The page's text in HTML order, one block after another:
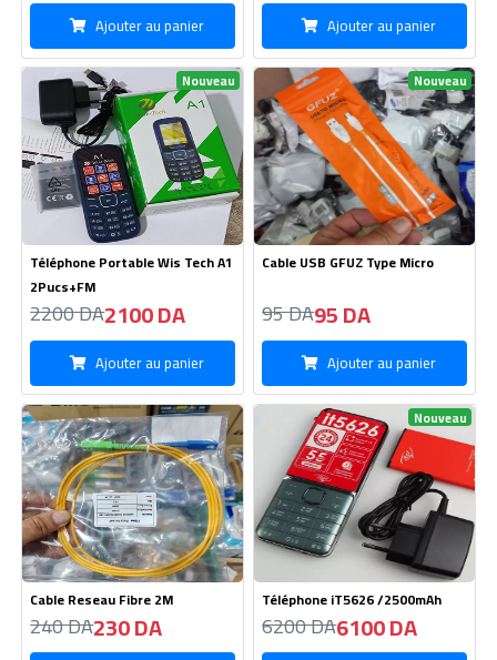
Ajouter au panier Ajouter au panier
Nouveau
Téléphone Portable Wis Tech A1
2Pucs+FM
2200 DA2100 DA
Ajouter au panier
Nouveau
Cable USB GFUZ Type Micro
95 DA95 DA
Ajouter au panier
Cable Reseau Fibre 2M
240 DA230 DA
Nouveau
Téléphone iT5626 /2500mAh
6200 DA6100 DA